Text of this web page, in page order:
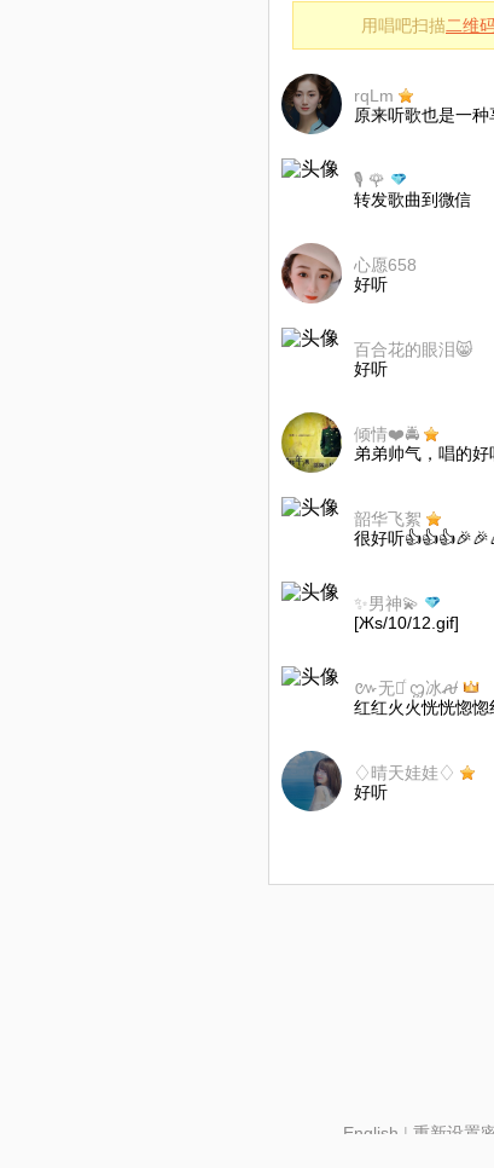
用唱吧扫描二维
rqLm
原来听歌也是一种
🎙️ 🌹
转发歌曲到微信
心愿658
好听
百合花的眼泪😸
好听
倾情❤️🚔
弟弟帅气，唱的
韶华飞絮
很好听
✨男神💫
[Жs/10/12.gif]
៚无痕ͨ ᦗ冰ꫛ
红红火火恍恍惚惚
♢晴天娃娃♢
好听
English | 重新设置